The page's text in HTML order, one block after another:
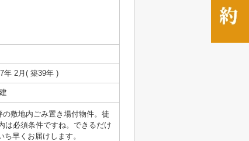
年 2月( 築39年 )
敷地内ごみ置き場付物件。徒
は必須条件ですね。できるだけ
早くお届けします。